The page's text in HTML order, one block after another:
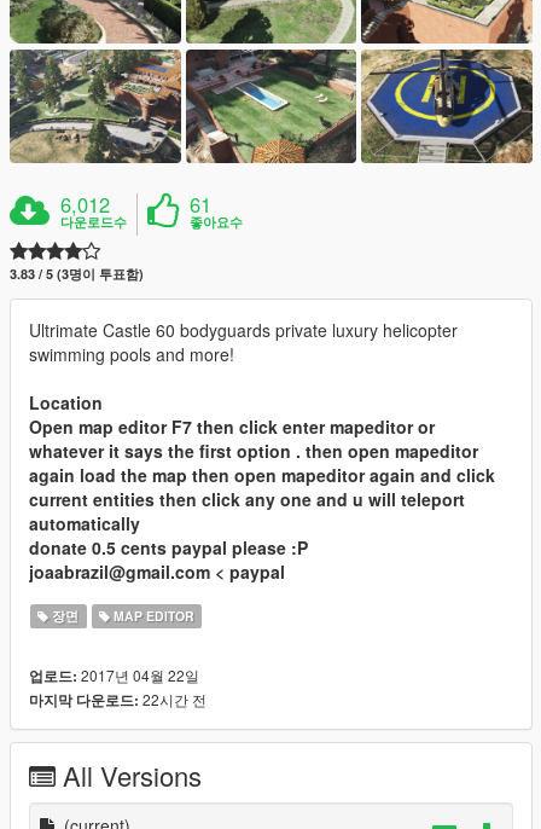
6,012
다운로드수
61
좋아요수
3.83 / 5 (3명이 투표함)
Ultrimate Castle 60 bodyguards private luxury helicopter
swimming pools and more!
Location
Open map editor F7 then click enter mapeditor or
whatever it says the first option . then open mapeditor
again load the map then open mapeditor again and click
current entities then click any one and u will teleport
automatically
donate 0.5 cents paypal please :P
joaabrazil@gmail.com < paypal
장면 MAP EDITOR
업로드: 2017년 04월 22일
마지막 다운로드: 22시간 전
All Versions